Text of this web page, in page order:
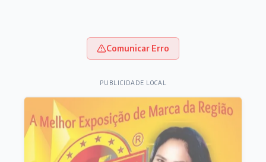
Comunicar Erro
PUBLICIDADE LOCAL